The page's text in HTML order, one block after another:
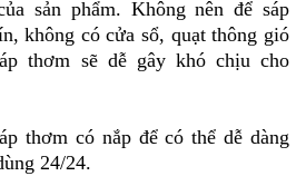
sản phẩm. Không nên để sáp
không có cửa sổ, quạt thông gió
thơm sẽ dễ gây khó chịu cho
thơm có nắp để có thể dễ dàng
24/24.